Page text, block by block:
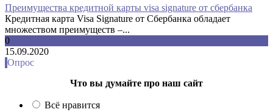
Преимущества кредитной карты visa signature от сбербанка
Кредитная карта Visa Signature от Сбербанка обладает
множеством преимуществ –...
0
15.09.2020
Опрос
Что вы думайте про наш сайт
Всё нравится